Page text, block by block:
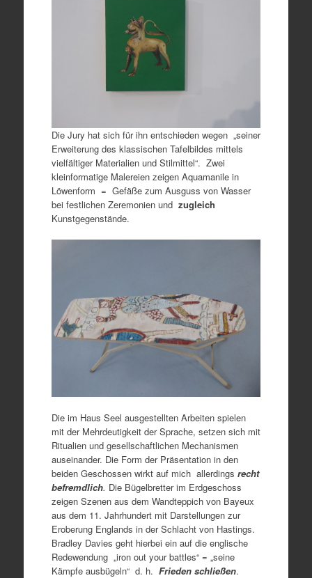
Die Jury hat sich für ihn entschieden wegen „seiner
Erweiterung des klassischen Tafelbildes mittels
vielfältiger Materialien und Stilmittel“. Zwei
kleinformatige Malereien zeigen Aquamanile in
Löwenform = Gefäße zum Ausguss von Wasser
bei festlichen Zeremonien und zugleich
Kunstgegenstände.
Die im Haus Seel ausgestellten Arbeiten spielen
mit der Mehrdeutigkeit der Sprache, setzen sich mit
Ritualien und gesellschaftlichen Mechanismen
auseinander. Die Form der Präsentation in den
beiden Geschossen wirkt auf mich allerdings recht
befremdlich. Die Bügelbretter im Erdgeschoss
zeigen Szenen aus dem Wandteppich von Bayeux
aus dem 11. Jahrhundert mit Darstellungen zur
Eroberung Englands in der Schlacht von Hastings.
Bradley Davies geht hierbei ein auf die englische
Redewendung „iron out your battles“ = „seine
Kämpfe ausbügeln“ d. h. Frieden schließen.